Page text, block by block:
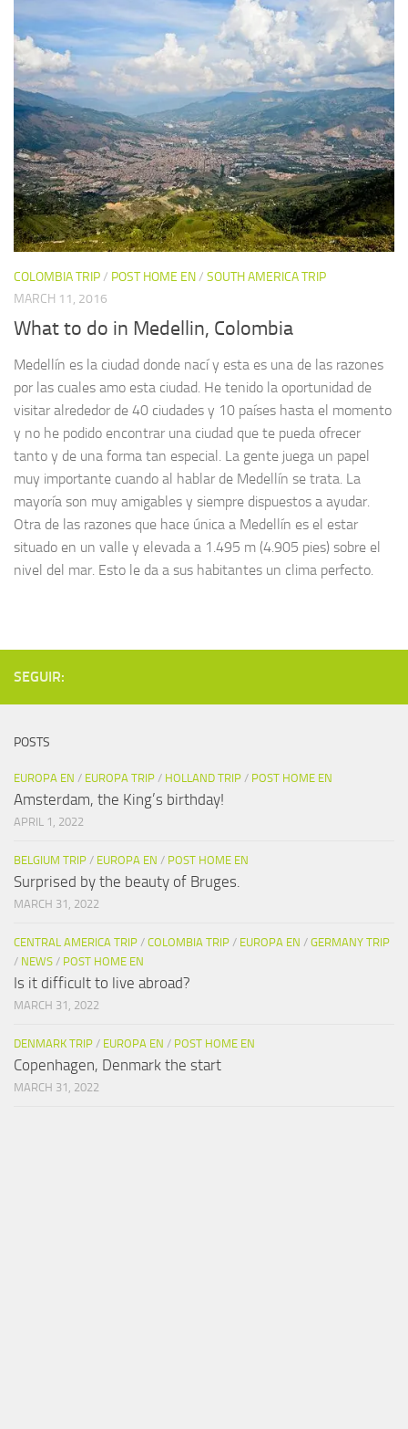
COLOMBIA TRIP/ POST HOME EN/ SOUTH AMERICA TRIP
MARCH 11, 2016
What to do in Medellin, Colombia
Medellín es la ciudad donde nací y esta es una de las razones
por las cuales amo esta ciudad. He tenido la oportunidad de
visitar alrededor de 40 ciudades y 10 países hasta el momento
y no he podido encontrar una ciudad que te pueda ofrecer
tanto y de una forma tan especial. La gente juega un papel
muy importante cuando al hablar de Medellín se trata. La
mayoría son muy amigables y siempre dispuestos a ayudar.
Otra de las razones que hace única a Medellín es el estar
situado en un valle y elevada a 1.495 m (4.905 pies) sobre el
nivel del mar. Esto le da a sus habitantes un clima perfecto.
SEGUIR:
POSTS
EUROPA EN / EUROPA TRIP / HOLLAND TRIP / POST HOME EN
Amsterdam, the King’s birthday!
APRIL 1, 2022
BELGIUM TRIP / EUROPA EN / POST HOME EN
Surprised by the beauty of Bruges.
MARCH 31, 2022
CENTRAL AMERICA TRIP / COLOMBIA TRIP / EUROPA EN / GERMANY TRIP
/ NEWS / POST HOME EN
Is it difficult to live abroad?
MARCH 31, 2022
DENMARK TRIP / EUROPA EN / POST HOME EN
Copenhagen, Denmark the start
MARCH 31, 2022